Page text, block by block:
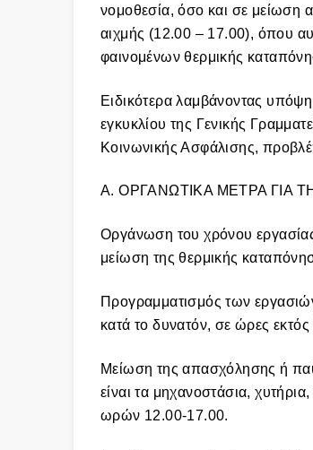
νομοθεσία, όσο και σε μείωση
αιχμής (12.00 – 17.00), όπου
φαινομένων θερμικής
Ειδικότερα λαμβάνοντας
εγκυκλίου της Γενικής
Κοινωνικής Ασφάλισης,
Α. ΟΡΓΑΝΩΤΙΚΑ ΜΕΤΡΑ ΓΙΑ
Οργάνωση του χρόνου εργασίας
μείωση της θερμικής
Προγραμματισμός των
κατά το δυνατόν, σε ώρες
Μείωση της απασχόλησης ή
είναι τα μηχανοστάσια,
ωρών 12.00-17.00.